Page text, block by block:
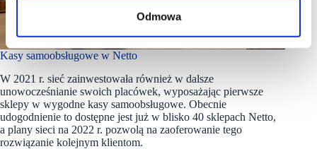
Odmowa
Kasy samoobsługowe w Netto
W 2021 r. sieć zainwestowała również w dalsze
unowocześnianie swoich placówek, wyposażając pierwsze
sklepy w wygodne kasy samoobsługowe. Obecnie
udogodnienie to dostępne jest już w blisko 40 sklepach Netto,
a plany sieci na 2022 r. pozwolą na zaoferowanie tego
rozwiązanie kolejnym klientom.